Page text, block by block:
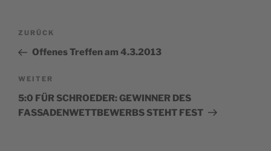
Beitragsnavigation
Vorheriger
Beitrag
ZURÜCK
Offenes Treffen am 4.3.2013
Nächster
Beitrag
WEITER
5:0 FÜR SCHROEDER: GEWINNER DES
FASSADENWETTBEWERBS STEHT FEST